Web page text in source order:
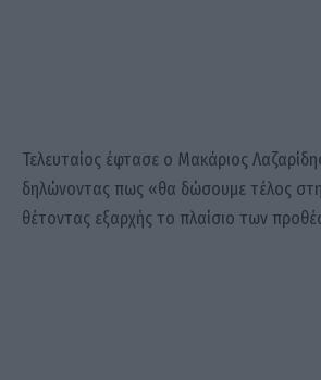
Τελευταίος έφτασε ο Μακάριος
δηλώνοντας πως «θα δώσουμε τέλος
θέτοντας εξαρχής το πλαίσιο των